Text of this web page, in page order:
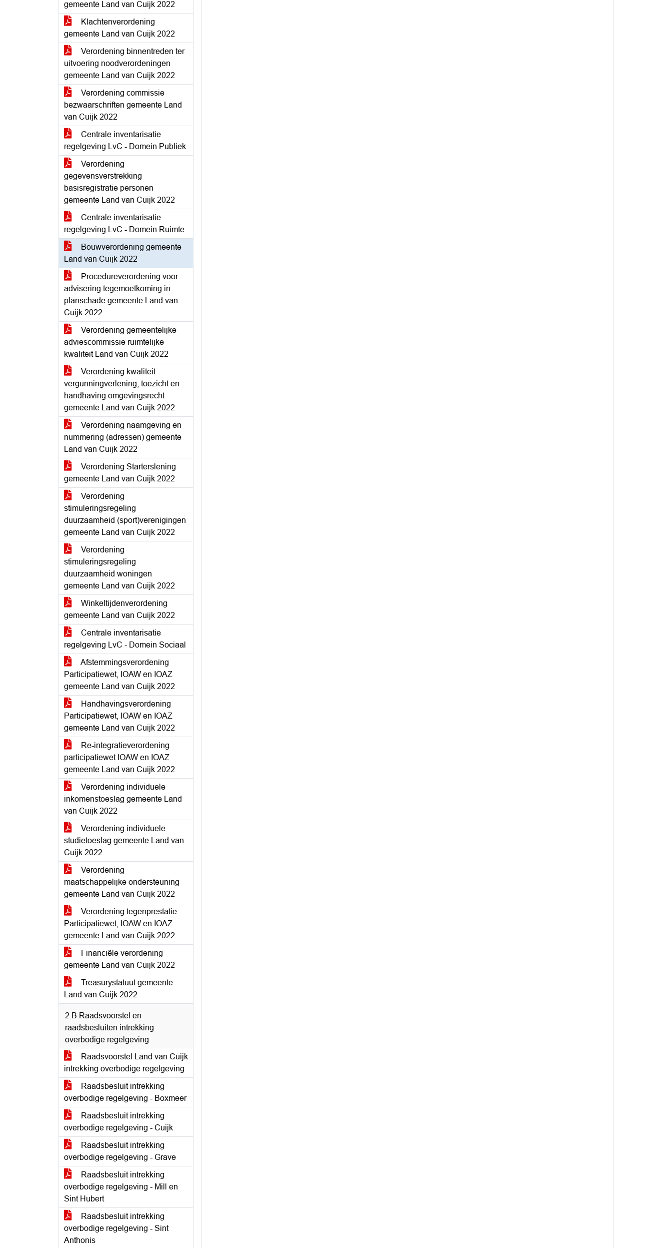
gemeente Land van Cuijk 2022
Klachtenverordening
gemeente Land van Cuijk 2022
Verordening binnentreden ter
uitvoering noodverordeningen
gemeente Land van Cuijk 2022
Verordening commissie
bezwaarschriften gemeente Land
van Cuijk 2022
Centrale inventarisatie
regelgeving LvC - Domein Publiek
Verordening
gegevensverstrekking
basisregistratie personen
gemeente Land van Cuijk 2022
Centrale inventarisatie
regelgeving LvC - Domein Ruimte
Bouwverordening gemeente
Land van Cuijk 2022
Procedureverordening voor
advisering tegemoetkoming in
planschade gemeente Land van
Cuijk 2022
Verordening gemeentelijke
adviescommissie ruimtelijke
kwaliteit Land van Cuijk 2022
Verordening kwaliteit
vergunningverlening, toezicht en
handhaving omgevingsrecht
gemeente Land van Cuijk 2022
Verordening naamgeving en
nummering (adressen) gemeente
Land van Cuijk 2022
Verordening Starterslening
gemeente Land van Cuijk 2022
Verordening
stimuleringsregeling
duurzaamheid (sport)verenigingen
gemeente Land van Cuijk 2022
Verordening
stimuleringsregeling
duurzaamheid woningen
gemeente Land van Cuijk 2022
Winkeltijdenverordening
gemeente Land van Cuijk 2022
Centrale inventarisatie
regelgeving LvC - Domein Sociaal
Afstemmingsverordening
Participatiewet, IOAW en IOAZ
gemeente Land van Cuijk 2022
Handhavingsverordening
Participatiewet, IOAW en IOAZ
gemeente Land van Cuijk 2022
Re-integratieverordening
participatiewet IOAW en IOAZ
gemeente Land van Cuijk 2022
Verordening individuele
inkomenstoeslag gemeente Land
van Cuijk 2022
Verordening individuele
studietoeslag gemeente Land van
Cuijk 2022
Verordening
maatschappelijke ondersteuning
gemeente Land van Cuijk 2022
Verordening tegenprestatie
Participatiewet, IOAW en IOAZ
gemeente Land van Cuijk 2022
Financiële verordening
gemeente Land van Cuijk 2022
Treasurystatuut gemeente
Land van Cuijk 2022
2.B Raadsvoorstel en
raadsbesluiten intrekking
overbodige regelgeving
Raadsvoorstel Land van Cuijk
intrekking overbodige regelgeving
Raadsbesluit intrekking
overbodige regelgeving - Boxmeer
Raadsbesluit intrekking
overbodige regelgeving - Cuijk
Raadsbesluit intrekking
overbodige regelgeving - Grave
Raadsbesluit intrekking
overbodige regelgeving - Mill en
Sint Hubert
Raadsbesluit intrekking
overbodige regelgeving - Sint
Anthonis